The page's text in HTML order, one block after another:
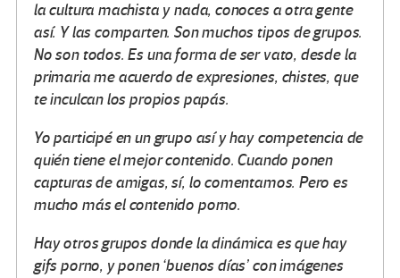
la cultura machista y nada, conoces a otra gente
así. Y las comparten. Son muchos tipos de grupos.
No son todos. Es una forma de ser vato, desde la
primaria me acuerdo de expresiones, chistes, que
te inculcan los propios papás.
Yo participé en un grupo así y hay competencia de
quién tiene el mejor contenido. Cuando ponen
capturas de amigas, sí, lo comentamos. Pero es
mucho más el contenido porno.
Hay otros grupos donde la dinámica es que hay
gifs porno, y ponen ‘buenos días’ con imágenes